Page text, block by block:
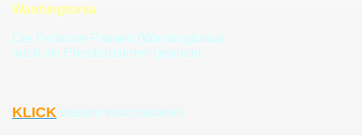
Washingtonia
Die Petticoat-Palmen (Washingtonia),
auch als Priesterpalmen gennant
KLICK weitere Informationen